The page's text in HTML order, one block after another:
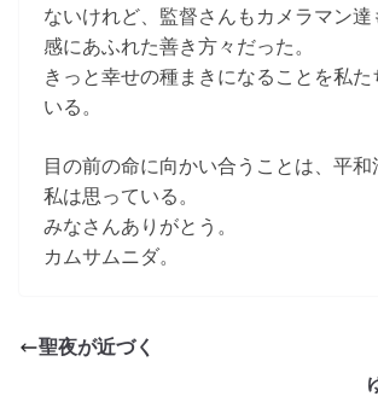
ないけれど、監督さんもカメラマン
感にあふれた善き方々だった。
きっと幸せの種まきになることを私た
いる。
目の前の命に向かい合うことは、平和
私は思っている。
みなさんありがとう。
カムサムニダ。
聖夜が近づく